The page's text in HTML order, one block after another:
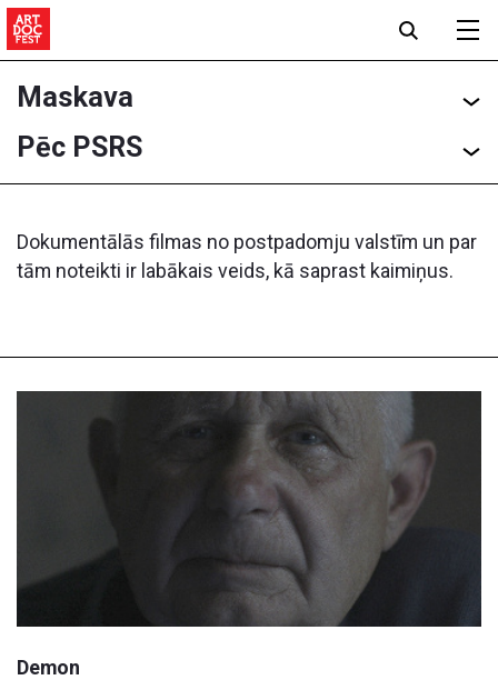
Maskava
Pēc PSRS
Dokumentālās filmas no postpadomju valstīm un par
tām noteikti ir labākais veids, kā saprast kaimiņus.
Demon